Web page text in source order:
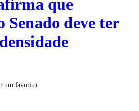
Senado deve ter
um favorito